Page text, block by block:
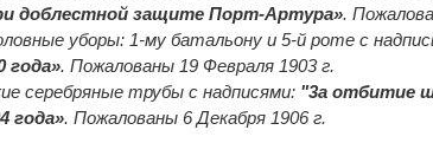
доблестной защите Порт-Артура».
уборы: 1-му батальону и 5-й роте с
года». Пожалованы 19 Февраля 1903 г.
серебряные трубы с надписями: "3а отбитие
года». Пожалованы 6 Декабря 1906 г.